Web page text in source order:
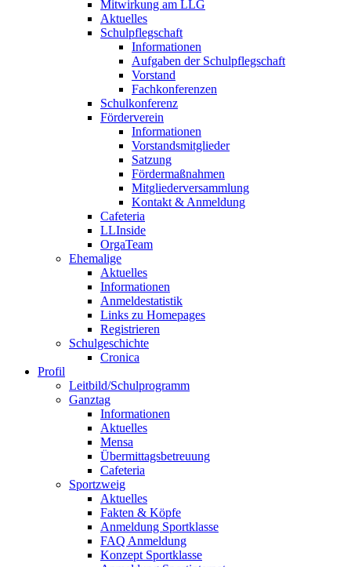
Mitwirkung am LLG
Aktuelles
Schulpflegschaft
Informationen
Aufgaben der Schulpflegschaft
Vorstand
Fachkonferenzen
Schulkonferenz
Förderverein
Informationen
Vorstandsmitglieder
Satzung
Fördermaßnahmen
Mitgliederversammlung
Kontakt & Anmeldung
Cafeteria
LLInside
OrgaTeam
Ehemalige
Aktuelles
Informationen
Anmeldestatistik
Links zu Homepages
Registrieren
Schulgeschichte
Cronica
Profil
Leitbild/Schulprogramm
Ganztag
Informationen
Aktuelles
Mensa
Übermittagsbetreuung
Cafeteria
Sportzweig
Aktuelles
Fakten & Köpfe
Anmeldung Sportklasse
FAQ Anmeldung
Konzept Sportklasse